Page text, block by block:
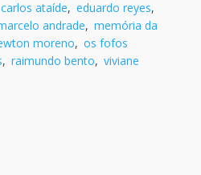
carlos ataíde, eduardo reyes,
andrade, memória da
moreno, os fofos
, raimundo bento, viviane